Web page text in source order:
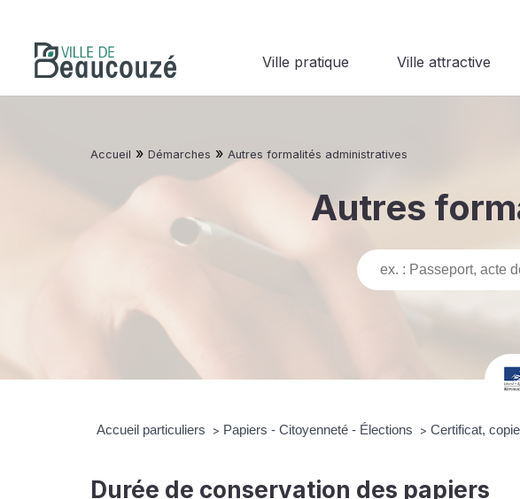
Ville pratique Ville attractive
Accueil » Démarches » Autres formalités administratives
Autres
Accueil particuliers > Papiers - Citoyenneté - Élections > Certificat,
Durée de conservation des papiers